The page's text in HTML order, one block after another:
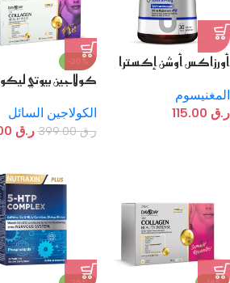
أورزاكس أوشن إكسترا
المغنيسوم
ر.ق
-20%
كولاجين بيوتي
كولاجين في كل
بنكهة المانجو
الكولاجين السائل
ر.ق399.00 ر.ق